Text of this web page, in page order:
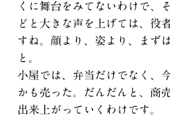
くに舞台をみてないわけで、
どと大きな声を上げては、役
すね。顔より、姿より、まず
と。
小屋では、弁当だけでなく、
かも売った。だんだんと、商
出来上がっていくわけです。